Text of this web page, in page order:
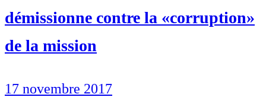
démissionne contre la «corruption»
de la mission
17 novembre 2017